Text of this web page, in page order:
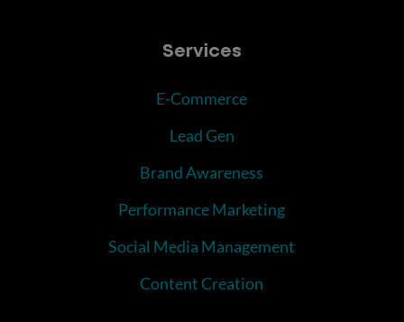
Services
E-Commerce
Lead Gen
Brand Awareness
Performance Marketing
Social Media Management
Content Creation